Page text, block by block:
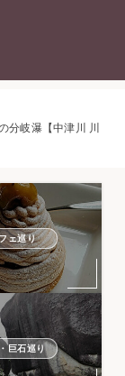
分岐瀑【中津川 川
ェ巡り
巨石巡り